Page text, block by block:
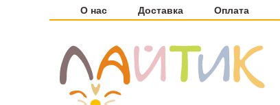
О нас Доставка Оплата